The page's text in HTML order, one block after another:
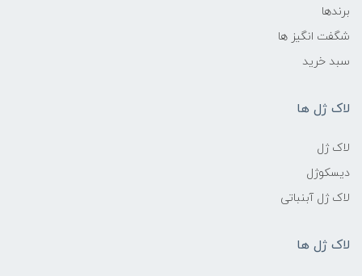
برندها
شگفت انگیز ها
سبد خرید
لاک ژل ها
لاک ژل
دیسکوژل
لاک ژل آبنباتی
لاک ژل ها